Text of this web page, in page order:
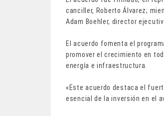
canciller, Roberto Álvarez;
Adam Boehler, director
El acuerdo fomenta el
promover el crecimiento en
energía e infraestructura.
«Este acuerdo destaca el
esencial de la inversión en el